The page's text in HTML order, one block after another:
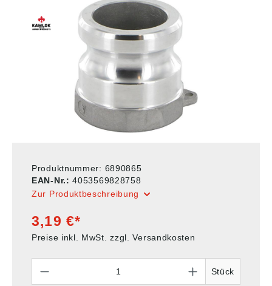
Produktnummer: 6890865
EAN-Nr.:4053569828758
Zur Produktbeschreibung
3,19 €*
Preise inkl. MwSt. zzgl. Versandkosten
Stück